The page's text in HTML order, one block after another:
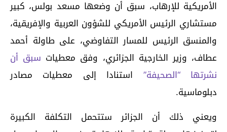
الأمريكية للإرهاب، سبق أن وضعها مسعد بولس، كبير
مستشاري الرئيس الأمريكي للشؤون العربية والإفريقية،
والمنسق الرئيس للمسار التفاوضي، على طاولة أحمد
عطاف، وزير الخارجية الجزائري، وفق معطيات سبق أن
نشرتها “الصحيفة” استنادا إلى معطيات مصادر
دبلوماسية.
ويعني ذلك أن الجزائر ستتحمل التكلفة الكبيرة